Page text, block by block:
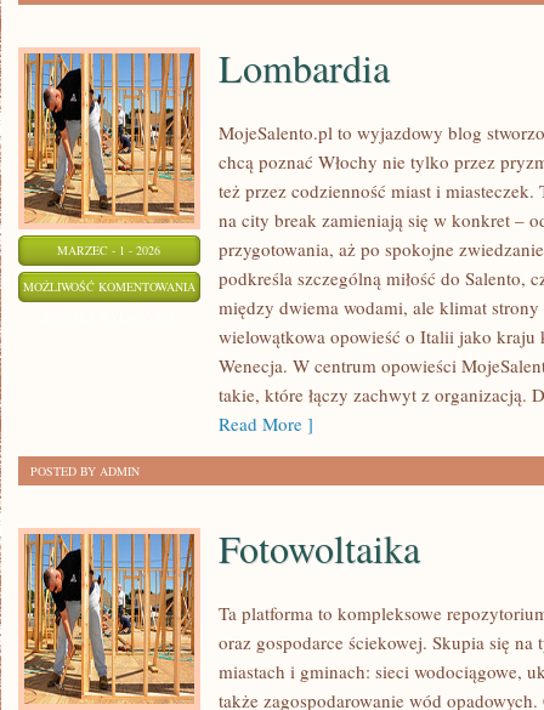
MARZEC - 1 - 2026
MOŻLIWOŚĆ KOMENTOWANIA LOMBARDIA
Lombardia
MojeSalento.pl to wyjazdowy blog
chcą poznać Włochy nie tylko przez
też przez codzienność miast i
na city break zamieniają się w konkret –
przygotowania, aż po spokojne
podkreśla szczególną miłość do Salento,
między dwiema wodami, ale klimat
wielowątkowa opowieść o Italii jako kraju
Wenecja. W centrum opowieści
takie, które łączy zachwyt z organizacją.
Read More ]
POSTED BY ADMIN
Fotowoltaika
Ta platforma to kompleksowe
oraz gospodarce ściekowej. Skupia się
miastach i gminach: sieci wodociągowe,
także zagospodarowanie wód opadowych.